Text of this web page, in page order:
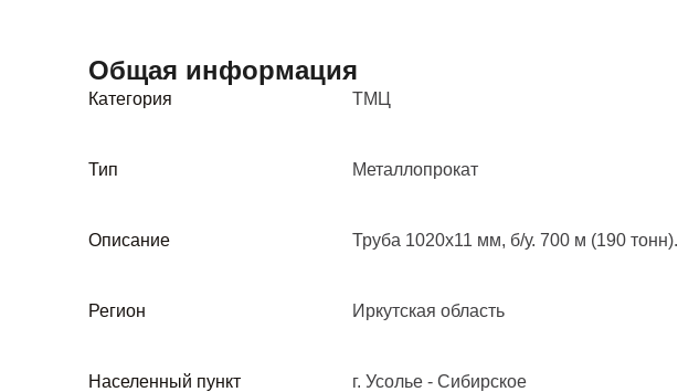
Общая информация
Категория ТМЦ
Тип Металлопрокат
Описание Труба 1020х11 мм, б/у. 700 м (190 тонн).
Регион Иркутская область
Населенный пункт г. Усолье - Сибирское